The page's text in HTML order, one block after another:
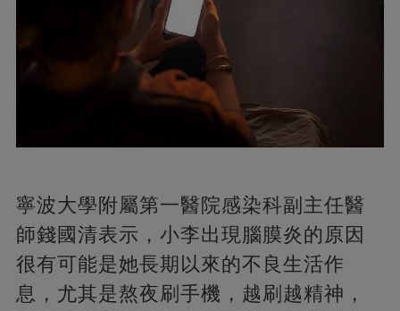
寧波大學附屬第一醫院感染科副主任醫
師錢國清表示，小李出現腦膜炎的原因
很有可能是她長期以來的不良生活作
息，尤其是熬夜刷手機，越刷越精神，